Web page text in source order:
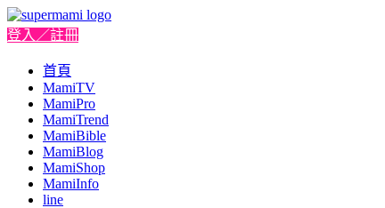
登入／註冊
首頁
MamiTV
MamiPro
MamiTrend
MamiBible
MamiBlog
MamiShop
MamiInfo
line